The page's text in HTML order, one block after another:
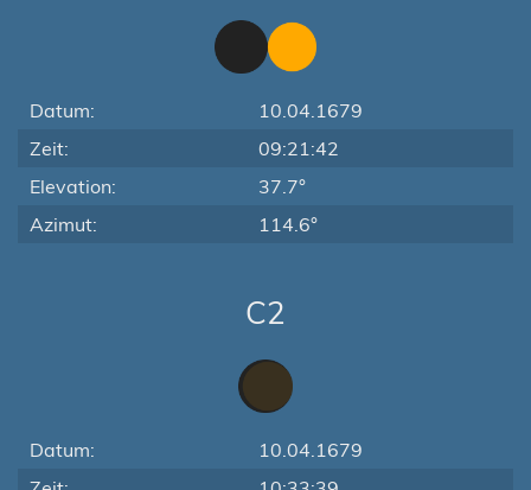
Datum:
10.04.1679
Zeit:
09:21:42
Elevation:
37.7°
Azimut:
114.6°
C2
Datum:
10.04.1679